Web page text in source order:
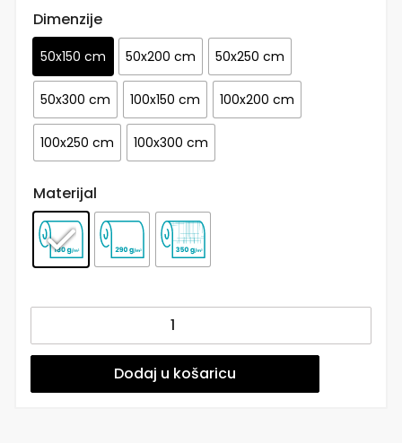
Dimenzije
50x150 cm 50x200 cm 50x250 cm
50x300 cm 100x150 cm 100x200 cm
100x250 cm 100x300 cm
Materijal
Fun
Zidna
Dodaj u košaricu